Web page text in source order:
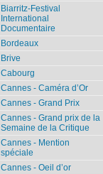
Biarritz-Festival
International
Documentaire
Bordeaux
Brive
Cabourg
Cannes - Caméra d’Or
Cannes - Grand Prix
Cannes - Grand prix de la
Semaine de la Critique
Cannes - Mention
spéciale
Cannes - Oeil d’or